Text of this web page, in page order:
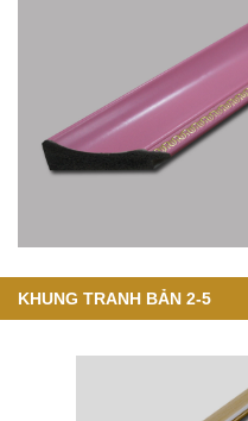
KHUNG TRANH BẢN 2-5